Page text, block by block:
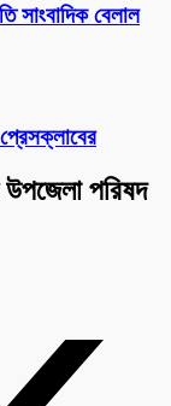
সাংবাদিক বেলাল
প্রেসক্লাবের
পরিষদ